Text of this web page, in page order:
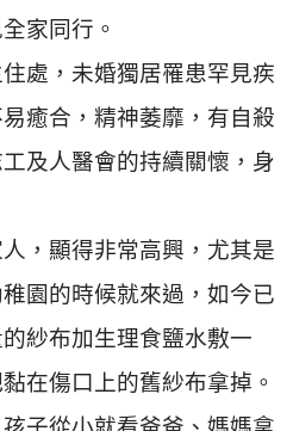
家同行。
處，未婚獨居罹患罕見疾
癒合，精神萎靡，有自殺
及人醫會的持續關懷，身
，顯得非常高興，尤其是
園的時候就來過，如今已
紗布加生理食鹽水敷一
在傷口上的舊紗布拿掉。